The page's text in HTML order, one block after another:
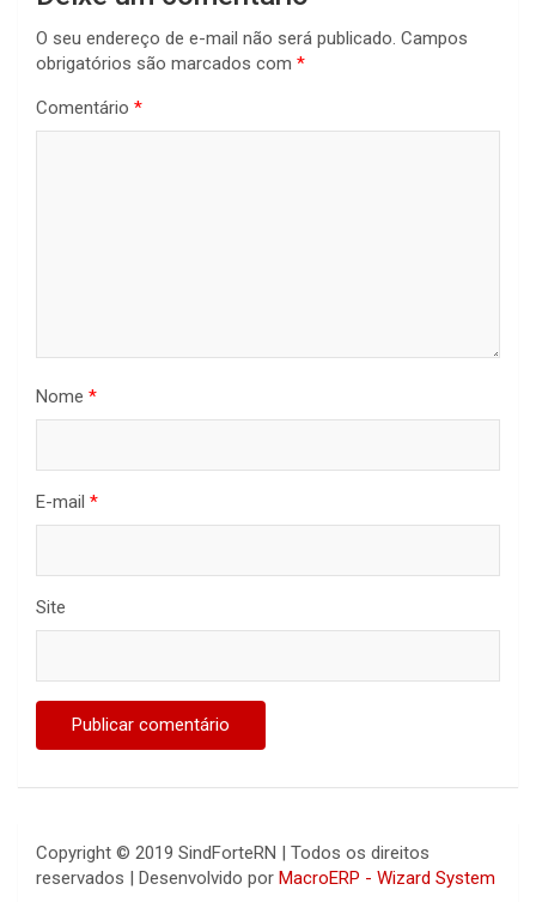
O seu endereço de e-mail não será publicado. Campos
obrigatórios são marcados com *
Comentário *
Nome *
E-mail *
Site
Copyright © 2019 SindForteRN | Todos os direitos
reservados | Desenvolvido por MacroERP - Wizard System